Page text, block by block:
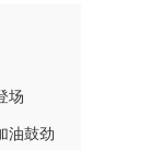
场
油鼓劲